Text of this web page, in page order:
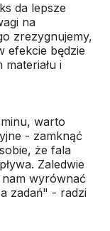
da lepsze
na
zrezygnujemy,
efekcie będzie
i
warto
- zamknąć
że fala
Zaledwie
wyrównać
zadań" - radzi